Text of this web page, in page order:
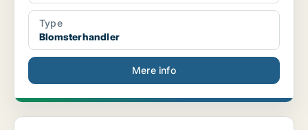
Type
Blomsterhandler
Mere info
Blomsterbinder/Blomsterdekoratør søges til Hillerø...